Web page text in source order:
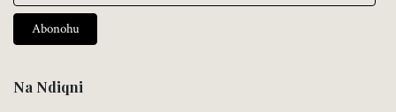
Abonohu
Na Ndiqni